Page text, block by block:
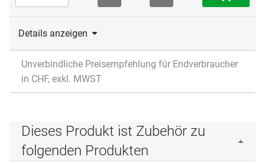
Details anzeigen
Unverbindliche Preisempfehlung für Endverbraucher
in CHF, exkl. MWST
Dieses Produkt ist Zubehör zu
folgenden Produkten